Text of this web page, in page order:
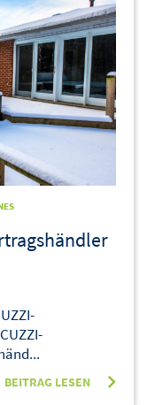
BEITRAG LESEN